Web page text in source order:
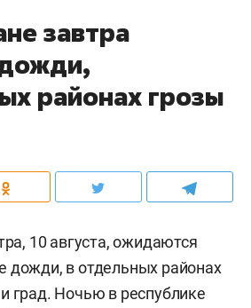
завтра
районах грозы
10 августа, ожидаются
дожди, в отдельных районах
град. Ночью в республике